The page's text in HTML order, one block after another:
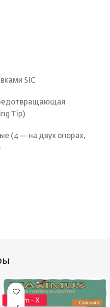
SIC
Tip)
(4 — на двух опорах,